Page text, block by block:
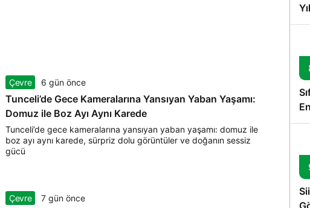
Çevre 6 gün önce
Tunceli’de Gece Kameralarına Yansıyan Yaban Yaşamı:
Domuz ile Boz Ayı Aynı Karede
Tunceli’de gece kameralarına yansıyan yaban yaşamı: domuz ile
boz ayı aynı karede, sürpriz dolu görüntüler ve doğanın sessiz
gücü
Çevre 7 gün önce